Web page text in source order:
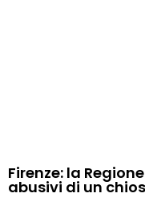
Firenze: la
abusivi di un